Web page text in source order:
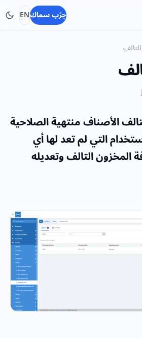
جرّب سماكEN
الأصناف منتهية الصلاحية
التي لم تعد لها أي
التالف وتعديله